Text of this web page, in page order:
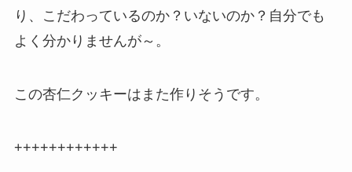
り、こだわっているのか？いないのか？自分でも
よく分かりませんが～。
この杏仁クッキーはまた作りそうです。
++++++++++++